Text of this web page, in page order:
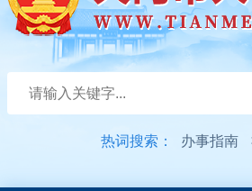
热词搜索： 办事指南